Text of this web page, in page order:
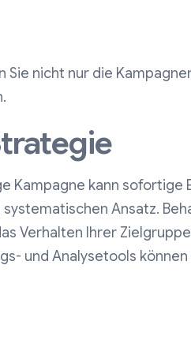
Sie nicht nur die
Kampagne kann
Ansatz.
Verhalten Ihrer
und Analysetools